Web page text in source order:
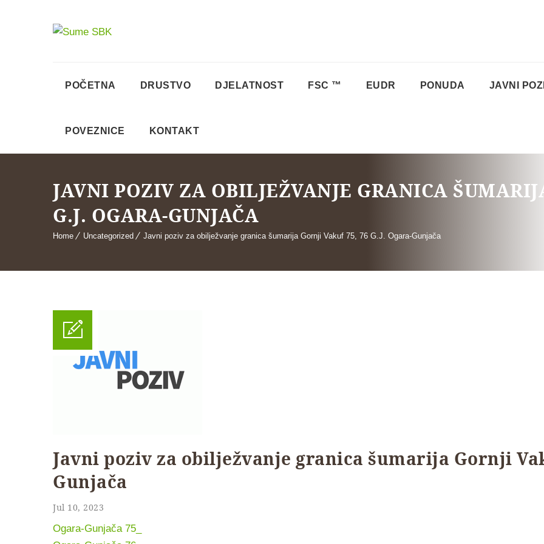
POČETNA DRUSTVO DJELATNOST FSC ™ EUDR PONUDA JAVNI
POVEZNICE KONTAKT
JAVNI POZIV ZA OBILJEŽVANJE GRANICA
G.J. OGARA-GUNJAČA
Home Uncategorized Javni poziv za obilježvanje granica šumarija Gornji Vakuf 75, 76 G.J. Ogara-Gunjača
Javni poziv za obilježvanje granica šumarija Gornji
Gunjača
Jul 10, 2023
Ogara-Gunjača 75_